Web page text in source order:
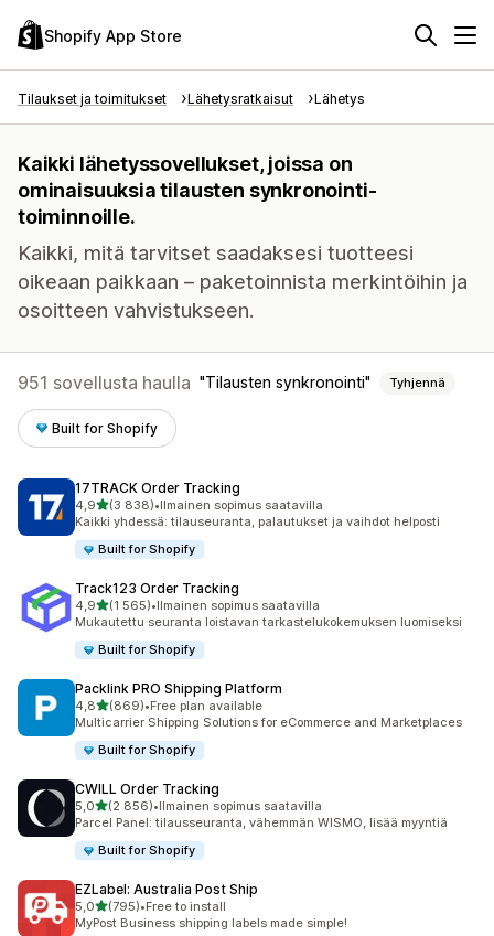
Shopify App Store
Tilaukset ja toimitukset Lähetysratkaisut Lähetys
Kaikki lähetyssovellukset, joissa on
ominaisuuksia tilausten synkronointi-
toiminnoille.
Kaikki, mitä tarvitset saadaksesi tuotteesi
oikeaan paikkaan – paketoinnista merkintöihin ja
osoitteen vahvistukseen.
951 sovellusta haulla Tilausten synkronointi Tyhjennä
Built for Shopify
17TRACK Order Tracking
4,9/ 5 tähteä
(3 838)
3838 arvostelua yhteensä
•Ilmainen sopimus saatavilla
Kaikki yhdessä: tilauseuranta, palautukset ja vaihdot helposti
Built for Shopify
Track123 Order Tracking
4,9/ 5 tähteä
(1 565)
1565 arvostelua yhteensä
•Ilmainen sopimus saatavilla
Mukautettu seuranta loistavan tarkastelukokemuksen luomiseksi
Built for Shopify
Packlink PRO Shipping Platform
4,8/ 5 tähteä
(869)
869 arvostelua yhteensä
•Free plan available
Multicarrier Shipping Solutions for eCommerce and Marketplaces
Built for Shopify
CWILL Order Tracking
5,0/ 5 tähteä
(2 856)
2856 arvostelua yhteensä
•Ilmainen sopimus saatavilla
Parcel Panel: tilausseuranta, vähemmän WISMO, lisää myyntiä
Built for Shopify
EZLabel: Australia Post Ship
5,0/ 5 tähteä
(795)
795 arvostelua yhteensä
•Free to install
MyPost Business shipping labels made simple!